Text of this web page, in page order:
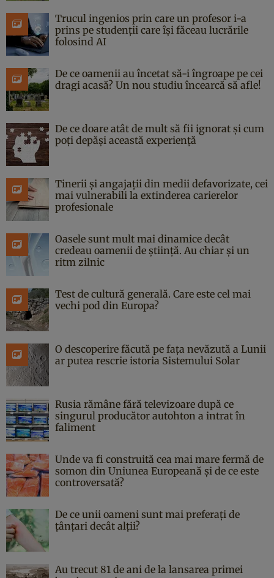
Trucul ingenios prin care un profesor i-a
prins pe studenții care își făceau lucrările
folosind AI
De ce oamenii au încetat să-i îngroape pe cei
dragi acasă? Un nou studiu încearcă să afle!
De ce doare atât de mult să fii ignorat și cum
poți depăși această experiență
Tinerii și angajații din medii defavorizate, cei
mai vulnerabili la extinderea carierelor
profesionale
Oasele sunt mult mai dinamice decât
credeau oamenii de știință. Au chiar și un
ritm zilnic
Test de cultură generală. Care este cel mai
vechi pod din Europa?
O descoperire făcută pe fața nevăzută a Lunii
ar putea rescrie istoria Sistemului Solar
Rusia rămâne fără televizoare după ce
singurul producător autohton a intrat în
faliment
Unde va fi construită cea mai mare fermă de
somon din Uniunea Europeană și de ce este
controversată?
De ce unii oameni sunt mai preferați de
țânțari decât alții?
Au trecut 81 de ani de la lansarea primei